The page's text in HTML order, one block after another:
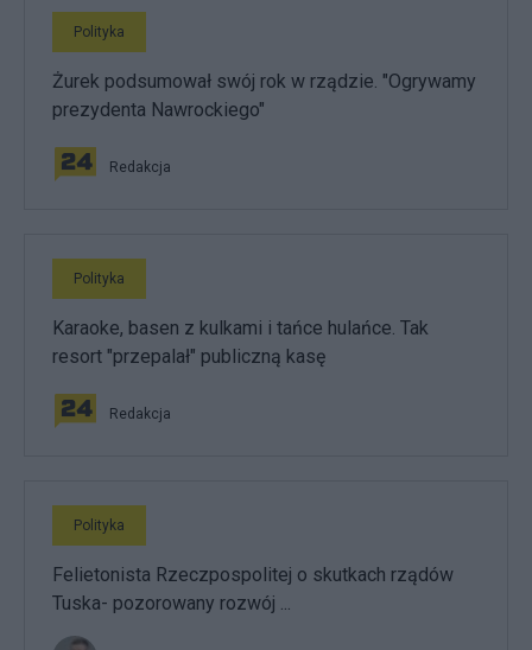
Polityka
Żurek podsumował swój rok w rządzie. "Ogrywamy
prezydenta Nawrockiego"
Redakcja
Polityka
Karaoke, basen z kulkami i tańce hulańce. Tak
resort "przepalał" publiczną kasę
Redakcja
Polityka
Felietonista Rzeczpospolitej o skutkach rządów
Tuska- pozorowany rozwój ...